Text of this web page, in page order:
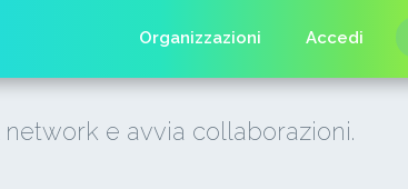
Organizzazioni Accedi
e avvia collaborazioni.